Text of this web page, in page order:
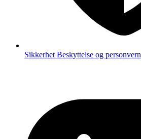
Sikkerhet Beskyttelse og personvern